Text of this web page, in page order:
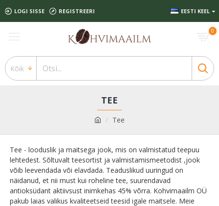
LOGI SISSE REGISTREERI EESTI KEEL
0
Kõik
Tee
TEE
Tee - looduslik ja maitsega jook, mis on valmistatud teepuu
lehtedest. Sõltuvalt teesortist ja valmistamismeetodist ,jook
võib leevendada või elavdada. Teaduslikud uuringud on
näidanud, et nii must kui roheline tee, suurendavad
antioksüdant aktiivsust inimkehas 45% võrra. Kohvimaailm OÜ
pakub laias valikus kvaliteetseid teesid igale maitsele. Meie